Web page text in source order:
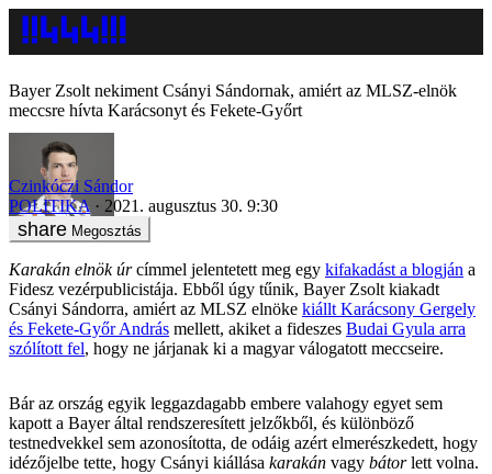
Bayer Zsolt nekiment Csányi Sándornak, amiért az MLSZ-elnök
meccsre hívta Karácsonyt és Fekete-Győrt
Czinkóczi Sándor
POLITIKA
2021. augusztus 30. 9:30
Megosztás
Karakán elnök úrcímmel jelentetett meg egy kifakadást a blogján a
Fidesz vezérpublicistája. Ebből úgy tűnik, Bayer Zsolt kiakadt
Csányi Sándorra, amiért az MLSZ elnöke kiállt Karácsony Gergely
és Fekete-Győr András mellett, akiket a fideszes Budai Gyula arra
szólított fel, hogy ne járjanak ki a magyar válogatott meccseire.
Bár az ország egyik leggazdagabb embere valahogy egyet sem
kapott a Bayer által rendszeresített jelzőkből, és különböző
testnedvekkel sem azonosította, de odáig azért elmerészkedett, hogy
idézőjelbe tette, hogy Csányi kiállása karakán vagy bátorlett volna.